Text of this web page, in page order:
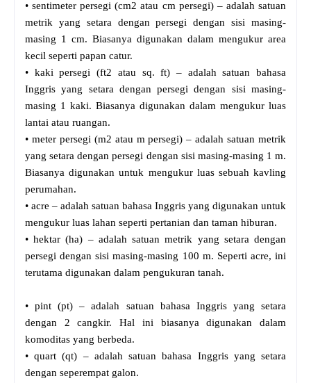
• sentimeter persegi (cm2 atau cm persegi) – adalah satuan
metrik yang setara dengan persegi dengan sisi masing-
masing 1 cm. Biasanya digunakan dalam mengukur area
kecil seperti papan catur.
• kaki persegi (ft2 atau sq. ft) – adalah satuan bahasa
Inggris yang setara dengan persegi dengan sisi masing-
masing 1 kaki. Biasanya digunakan dalam mengukur luas
lantai atau ruangan.
• meter persegi (m2 atau m persegi) – adalah satuan metrik
yang setara dengan persegi dengan sisi masing-masing 1 m.
Biasanya digunakan untuk mengukur luas sebuah kavling
perumahan.
• acre – adalah satuan bahasa Inggris yang digunakan untuk
mengukur luas lahan seperti pertanian dan taman hiburan.
• hektar (ha) – adalah satuan metrik yang setara dengan
persegi dengan sisi masing-masing 100 m. Seperti acre, ini
terutama digunakan dalam pengukuran tanah.
• pint (pt) – adalah satuan bahasa Inggris yang setara
dengan 2 cangkir. Hal ini biasanya digunakan dalam
komoditas yang berbeda.
• quart (qt) – adalah satuan bahasa Inggris yang setara
dengan seperempat galon.